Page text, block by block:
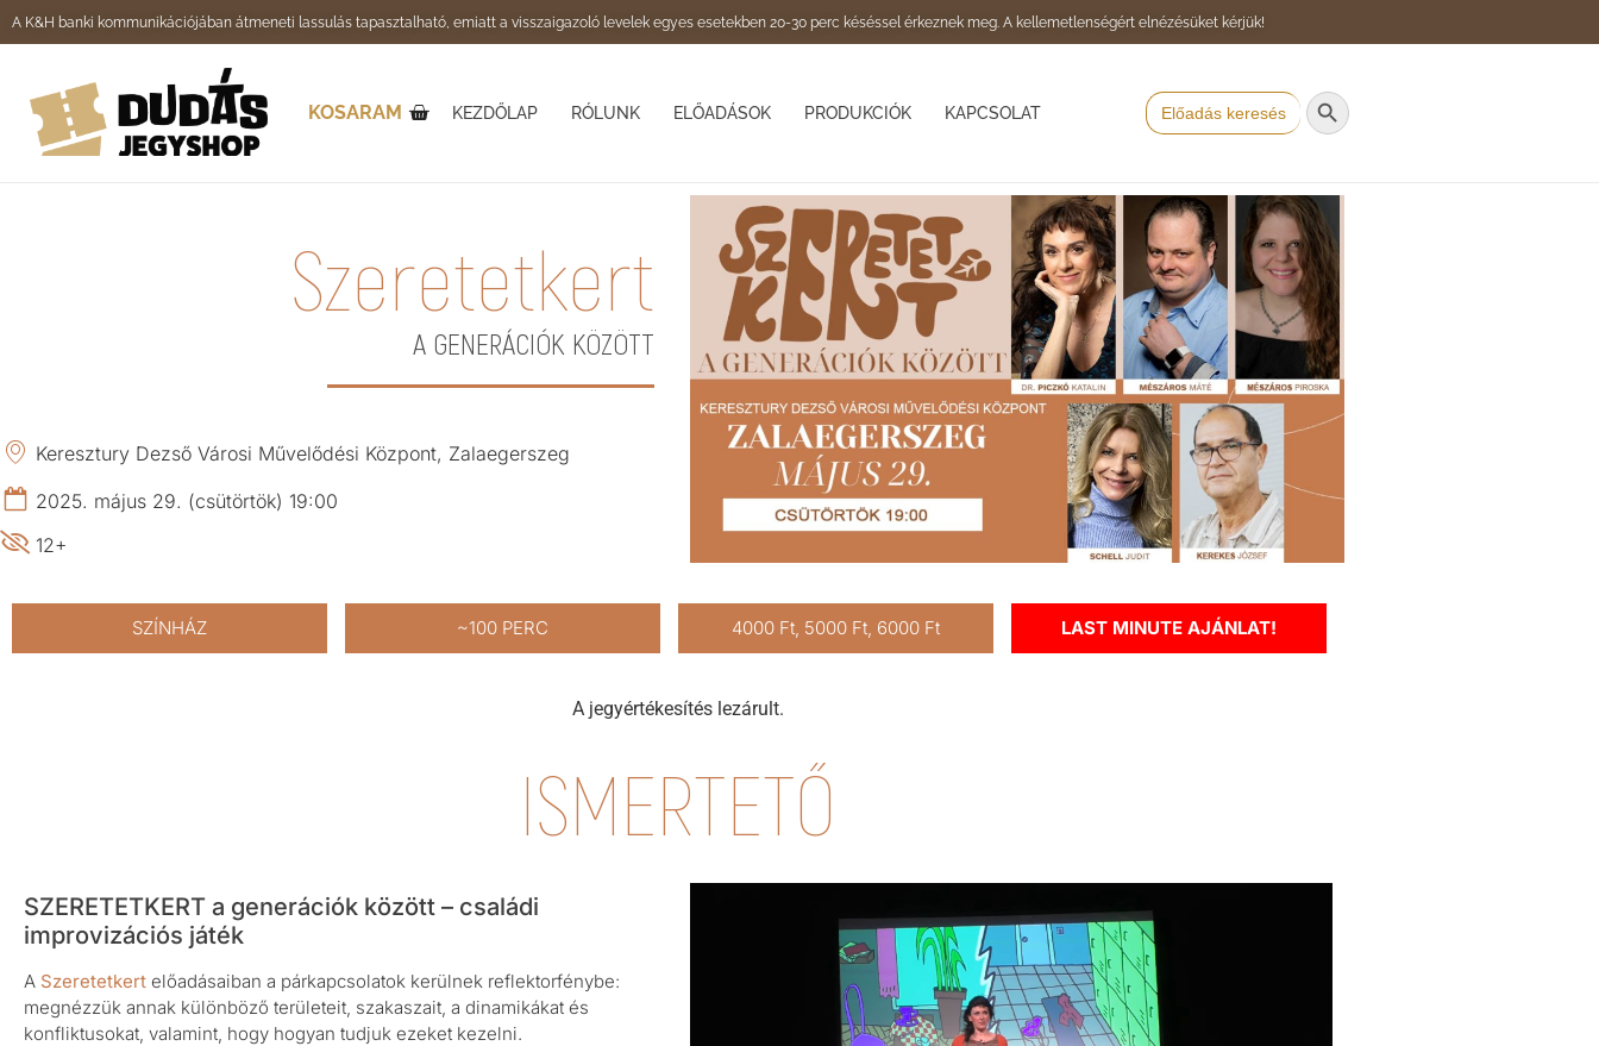
A K&H banki kommunikációjában átmeneti lassulás tapasztalható, emiatt a visszaigazoló levelek egyes esetekben 20-30 perc késéssel érkeznek meg. A kellemetlenségért elnézésüket kérjük!
KOSARAM KEZDŐLAP RÓLUNK ELŐADÁSOK PRODUKCIÓK KAPCSOLAT
Search
for:
Search Button
Szeretetkert
A GENERÁCIÓK KÖZÖTT
Keresztury Dezső Városi Művelődési Központ, Zalaegerszeg
2025. május 29. (csütörtök) 19:00
12+
SZÍNHÁZ ~100 PERC 4000 Ft, 5000 Ft, 6000 Ft LAST MINUTE AJÁNLAT!
A jegyértékesítés lezárult.
ISMERTETŐ
SZERETETKERT a generációk között – családi
improvizációs játék
A Szeretetkert előadásaiban a párkapcsolatok kerülnek reflektorfénybe:
megnézzük annak különböző területeit, szakaszait, a dinamikákat és
konfliktusokat, valamint, hogy hogyan tudjuk ezeket kezelni.